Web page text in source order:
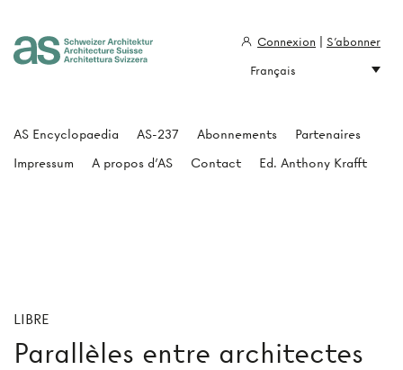
LIBRE
Parallèles entre architectes
AS Encyclopaedia AS-237 Abonnements
Partenaires
Impressum
A propos d'AS Contact Ed. Anthony Krafft
Connexion
S'abonner
Français